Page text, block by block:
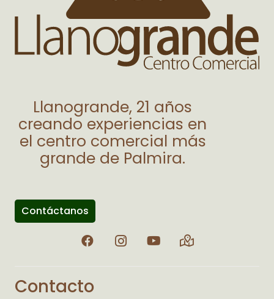
Llanogrande, 21 años
creando experiencias en
el centro comercial más
grande de Palmira.
Contáctanos
Contacto